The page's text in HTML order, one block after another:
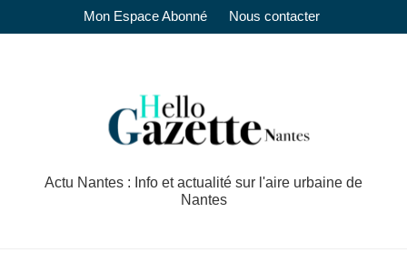
Mon Espace Abonné Nous contacter
Actu Nantes : Info et actualité sur l'aire urbaine de
Nantes